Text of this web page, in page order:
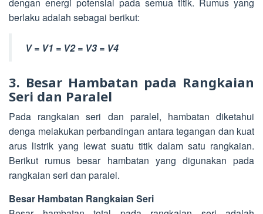
dengan energi potensial pada semua titik. Rumus yang
berlaku adalah sebagai berikut:
V = V1 = V2 = V3 = V4
3. Besar Hambatan pada Rangkaian
Seri dan Paralel
Pada rangkaian seri dan paralel, hambatan diketahui
denga melakukan perbandingan antara tegangan dan kuat
arus listrik yang lewat suatu titik dalam satu rangkaian.
Berikut rumus besar hambatan yang digunakan pada
rangkaian seri dan paralel.
Besar Hambatan Rangkaian Seri